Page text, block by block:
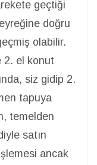
geçtiği
doğru
olabilir.
2. el konut
siz gidip 2.
tapuya
temelden
satın
ancak